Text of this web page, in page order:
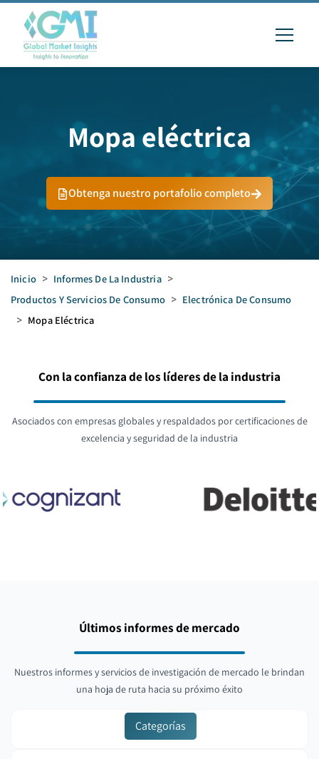
Mopa eléctrica
Obtenga nuestro portafolio completo
Inicio > Informes De La Industria >
Productos Y Servicios De Consumo > Electrónica De Consumo
> Mopa Eléctrica
Con la confianza de los líderes de la industria
Asociados con empresas globales y respaldados por certificaciones de
excelencia y seguridad de la industria
Últimos informes de mercado
Nuestros informes y servicios de investigación de mercado le brindan
una hoja de ruta hacia su próximo éxito
Categorías